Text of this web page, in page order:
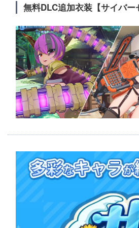
無料DLC追加衣装【サイバー